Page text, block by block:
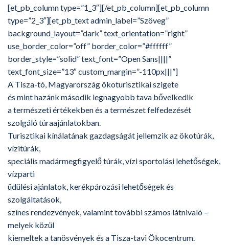
[et_pb_column type=”1_3″][/et_pb_column][et_pb_column
type=”2_3″][et_pb_text admin_label=”Szöveg”
background_layout=”dark” text_orientation=”right”
use_border_color=”off” border_color=”#ffffff”
border_style=”solid” text_font=”Open Sans||||”
text_font_size=”13″ custom_margin=”-110px|||”]
A Tisza-tó, Magyarország ökoturisztikai szigete
és mint hazánk második legnagyobb tava bővelkedik
a természeti értékekben és a természet felfedezését
szolgáló túraajánlatokban.
Turisztikai kínálatának gazdagságát jellemzik az ökotúrák,
vízitúrák,
speciális madármegfigyelő túrák, vízi sportolási lehetőségek,
vízparti
üdülési ajánlatok, kerékpározási lehetőségek és
szolgáltatások,
színes rendezvények, valamint további számos látnivaló –
melyek közül
kiemeltek a tanösvények és a Tisza-tavi Ökocentrum.